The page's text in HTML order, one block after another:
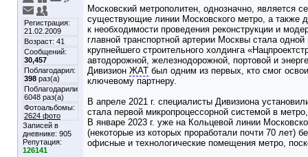
Регистрация:
21.02.2009
Возраст: 41
Сообщений:
30,457
Поблагодарил:
398 раз(а)
Поблагодарили
6048 раз(а)
Фотоальбомы:
2624 фото
Записей в
дневнике: 905
Репутация:
126141
Московский метрополитен, однозначно, является
существующие линии Московского метро, а также
к необходимости проведения реконструкции и
главной транспортной артерии Москвы стала
крупнейшего строительного холдинга
автодорожной, железнодорожной, портовой и
Дивизион ЖАТ был одним из первых, кто смог
ключевому партнеру.
В апреле 2021 г. специалисты Дивизиона
стала первой микропроцессорной системой в
В январе 2023 г. уже на Кольцевой линии
(некоторые из которых проработали почти 70 лет)
офисные и технологические помещения метро,